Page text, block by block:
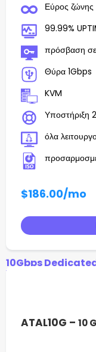
Εύρος
99.99%
πρόσβαση σε
Θύρα 1Gbps
KVM
Υποστήριξη
όλα
$186.00/mo
10Gbps
ATAL10G – 10